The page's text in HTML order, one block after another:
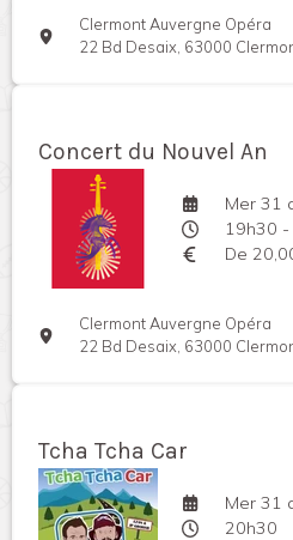
Clermont Auvergne Opéra
22 Bd Desaix, 63000
Concert du Nouvel An
Mer 31
19h30
De
Clermont Auvergne Opéra
22 Bd Desaix, 63000
Tcha Tcha Car
Mer 31
20h30